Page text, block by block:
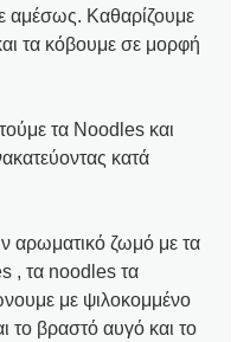
αμέσως. Καθαρίζουμε
τα κόβουμε σε μορφή
τα Noodles και
κατά
αρωματικό ζωμό με τα
, τα noodles τα
με ψιλοκομμένο
το βραστό αυγό και το